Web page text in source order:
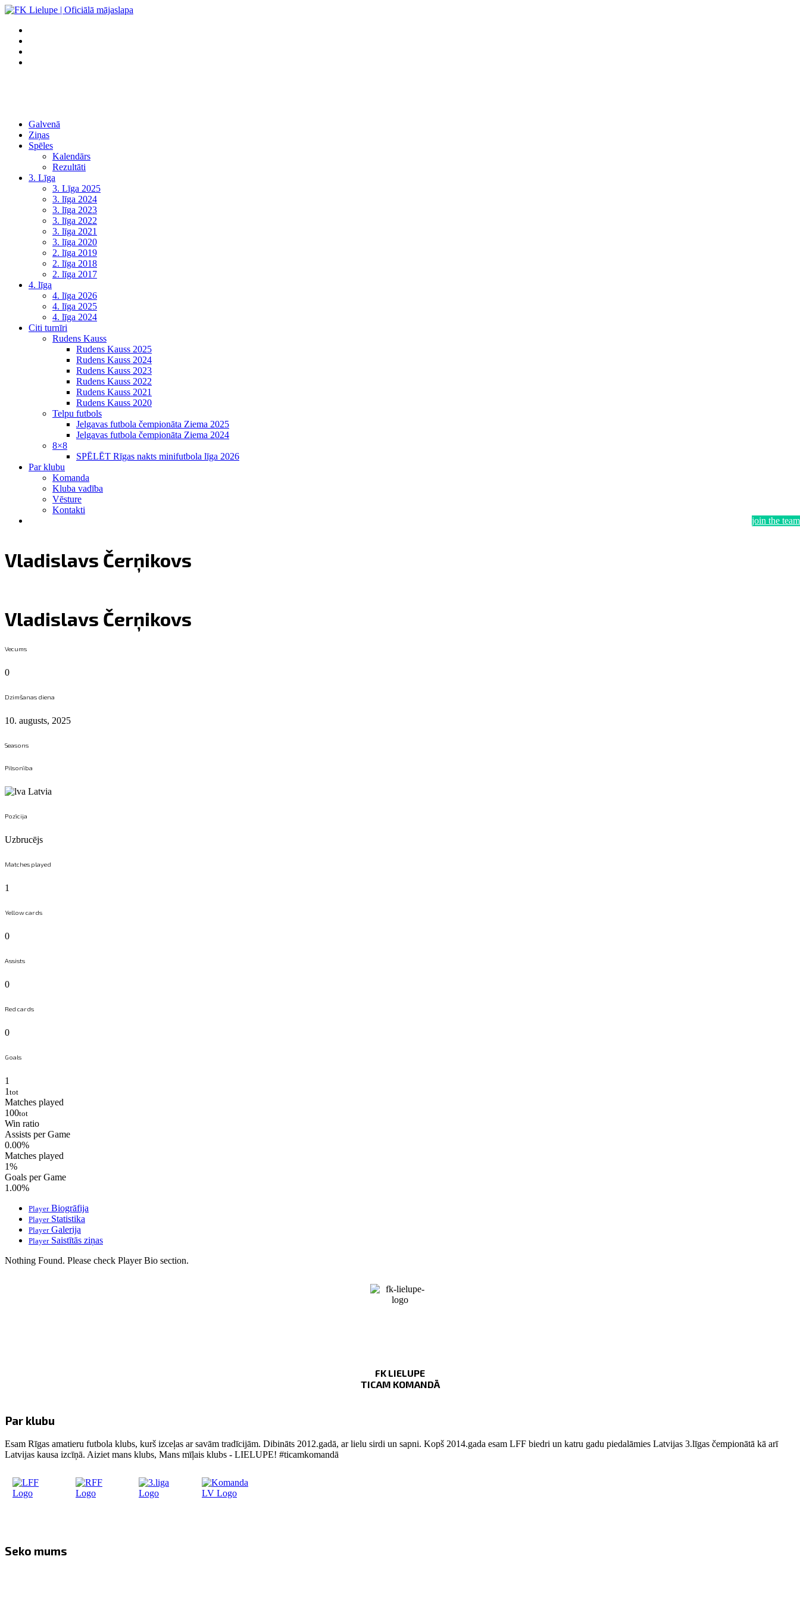
Galvenā
Ziņas
Spēles
Kalendārs
Rezultāti
3. Līga
3. Līga 2025
3. līga 2024
3. līga 2023
3. līga 2022
3. līga 2021
3. līga 2020
2. līga 2019
2. līga 2018
2. līga 2017
4. līga
4. līga 2026
4. līga 2025
4. līga 2024
Citi turnīri
Rudens Kauss
Rudens Kauss 2025
Rudens Kauss 2024
Rudens Kauss 2023
Rudens Kauss 2022
Rudens Kauss 2021
Rudens Kauss 2020
Telpu futbols
Jelgavas futbola čempionāta Ziema 2025
Jelgavas futbola čempionāta Ziema 2024
8×8
SPĒLĒT Rīgas nakts minifutbola līga 2026
Par klubu
Komanda
Kluba vadība
Vēsture
Kontakti
join the team
Vladislavs Čerņikovs
Vladislavs Čerņikovs
Vecums
0
Dzimšanas diena
10. augusts, 2025
Seasons
Pilsonība
Latvia
Pozīcija
Uzbrucējs
Matches played
1
Yellow cards
0
Assists
0
Red cards
0
Goals
1
1 tot
Matches played
100tot
Win ratio
Assists per Game
0.00%
Matches played
1%
Goals per Game
1.00%
PlayerBiogrāfija
PlayerStatistika
PlayerGalerija
PlayerSaistītās ziņas
Nothing Found. Please check Player Bio section.
FK LIELUPE
TICAM KOMANDĀ
Par klubu
Esam Rīgas amatieru futbola klubs, kurš izceļas ar savām tradīcijām. Dibināts 2012.gadā, ar lielu sirdi un sapni. Kopš 2014.gada esam LFF biedri un katru gadu piedalāmies Latvijas 3.līgas čempionātā kā arī
Latvijas kausa izcīņā. Aiziet mans klubs, Mans mīļais klubs - LIELUPE! #ticamkomandā
Seko mums